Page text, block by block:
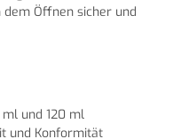
dem Öffnen sicher und
und 120 ml
und Konformität